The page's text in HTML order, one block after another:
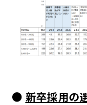
● 新卒採用の